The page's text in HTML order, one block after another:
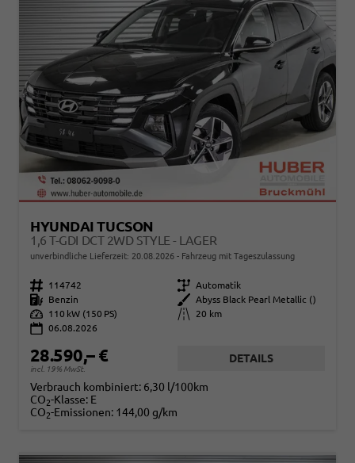
HYUNDAI TUCSON
1,6 T-GDI DCT 2WD STYLE - LAGER
unverbindliche Lieferzeit: 20.08.2026 Fahrzeug mit Tageszulassung
Fahrzeugnr. 114742 Getriebe Automatik
Kraftstoff
Benzin Außenfarbe
Abyss Black Pearl Metallic ()
Leistung
110 kW (150 PS) Kilometerstand
20 km
06.08.2026
28.590,– €
incl. 19% MwSt.
DETAILS
Verbrauch kombiniert: 6,30 l/100km
CO2-Klasse: E
CO2-Emissionen: 144,00 g/km